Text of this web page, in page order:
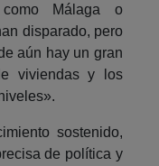
Málaga o
disparado, pero
aún hay un gran
viviendas y los
sostenido,
de política y